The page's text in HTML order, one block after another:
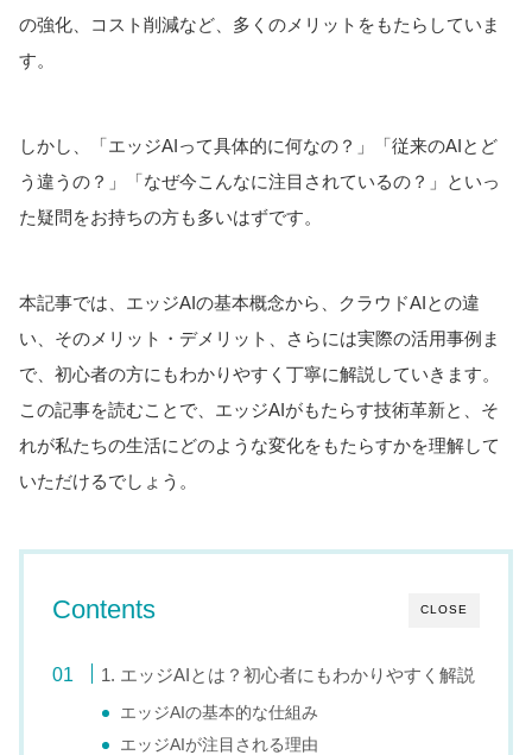
の強化、コスト削減など、多くのメリットをもたらしていま
す。
しかし、「エッジAIって具体的に何なの？」「従来のAIとど
う違うの？」「なぜ今こんなに注目されているの？」といっ
た疑問をお持ちの方も多いはずです。
本記事では、エッジAIの基本概念から、クラウドAIとの違
い、そのメリット・デメリット、さらには実際の活用事例ま
で、初心者の方にもわかりやすく丁寧に解説していきます。
この記事を読むことで、エッジAIがもたらす技術革新と、そ
れが私たちの生活にどのような変化をもたらすかを理解して
いただけるでしょう。
CLOSE
Contents
1. エッジAIとは？初心者にもわかりやすく解説
エッジAIの基本的な仕組み
エッジAIが注目される理由